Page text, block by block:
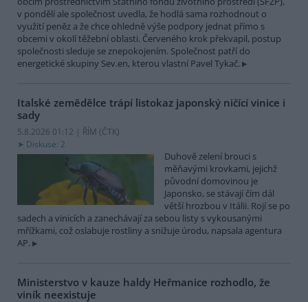
v pondělí ale společnost uvedla, že hodlá sama rozhodnout o
využití peněz a že chce ohledně výše podpory jednat přímo s
obcemi v okolí těžební oblasti. Červeného krok překvapil, postup
společnosti sleduje se znepokojením. Společnost patří do
energetické skupiny Sev.en, kterou vlastní Pavel Tykač.
Italské zemědělce trápí listokaz japonský ničící vinice i
sady
5.8.2026 01:12 | ŘÍM (ČTK)
Diskuse: 2
Duhově zelení brouci s
měňavými krovkami, jejichž
původní domovinou je
Japonsko, se stávají čím dál
větší hrozbou v Itálii. Rojí se po
sadech a vinicích a zanechávají za sebou listy s vykousanými
mřížkami, což oslabuje rostliny a snižuje úrodu, napsala agentura
AP.
Ministerstvo v kauze haldy Heřmanice rozhodlo, že
viník neexistuje